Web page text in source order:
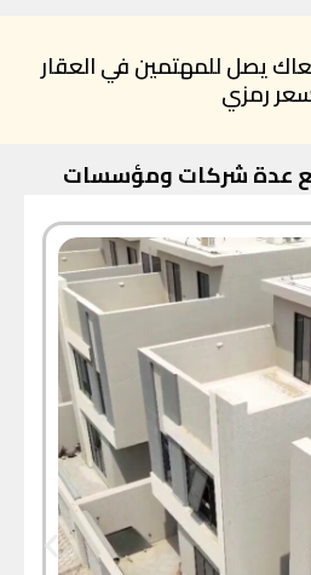
يصل للمهتمين في العقار
رمزي
عدة شركات ومؤسسات